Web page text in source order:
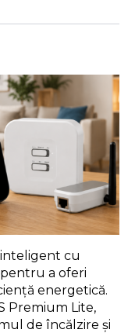
cu
a oferi
energetică.
Premium Lite,
de încălzire și